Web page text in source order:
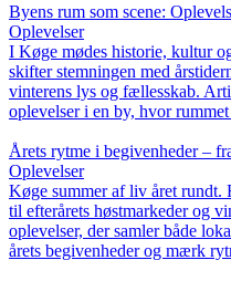
Byens rum som scene:
Oplevelser
I Køge mødes historie, kultur
skifter stemningen med
vinterens lys og fællesskab.
oplevelser i en by, hvor
Årets rytme i begivenheder –
Oplevelser
Køge summer af liv året rundt.
til efterårets høstmarkeder og
oplevelser, der samler både
årets begivenheder og mærk